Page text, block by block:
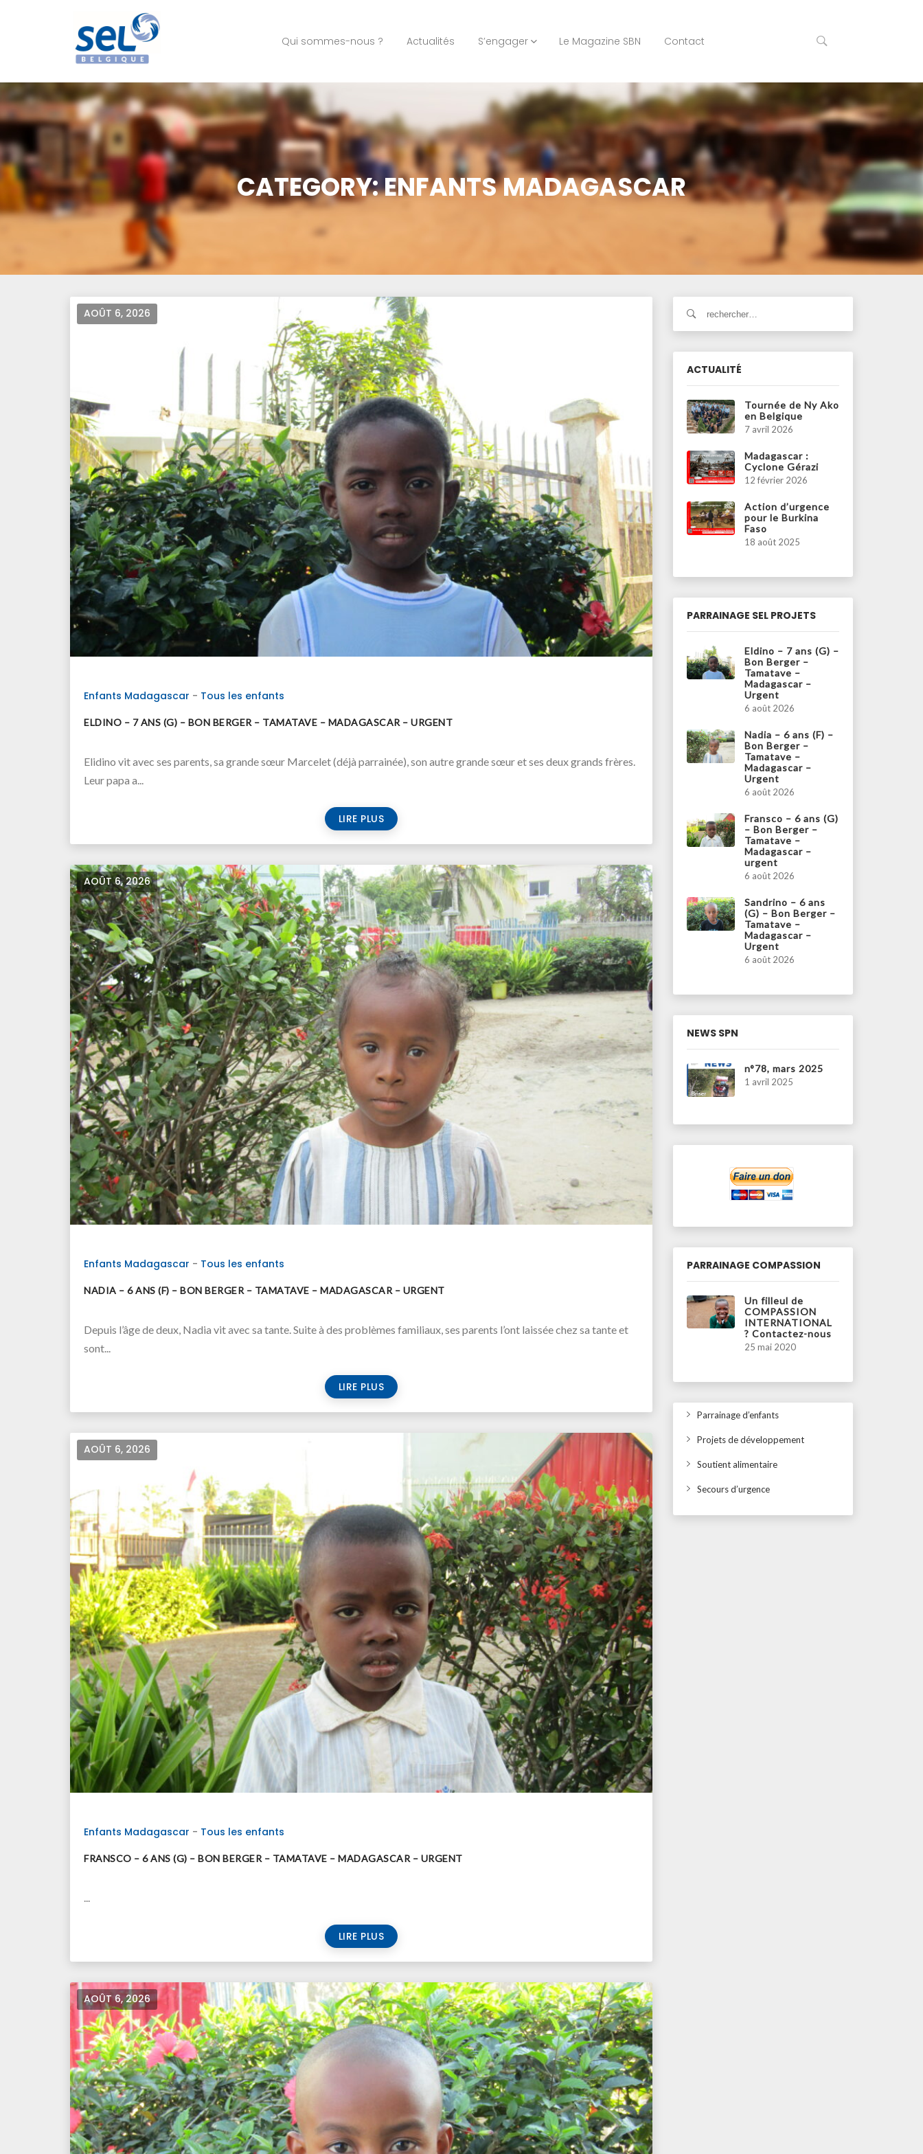
Qui sommes-nous ? Actualités S’engager Le Magazine SBN Contact
CATEGORY: ENFANTS MADAGASCAR
AOÛT 6, 2026
Enfants Madagascar - Tous les enfants
ELDINO – 7 ANS (G) – BON BERGER – TAMATAVE – MADAGASCAR – URGENT
Elidino vit avec ses parents, sa grande sœur Marcelet (déjà parrainée), son autre grande sœur et ses deux grands frères.
Leur papa a...
LIRE PLUS
AOÛT 6, 2026
Enfants Madagascar - Tous les enfants
NADIA – 6 ANS (F) – BON BERGER – TAMATAVE – MADAGASCAR – URGENT
Depuis l’âge de deux, Nadia vit avec sa tante. Suite à des problèmes familiaux, ses parents l’ont laissée chez sa tante et
sont...
LIRE PLUS
AOÛT 6, 2026
Enfants Madagascar - Tous les enfants
FRANSCO – 6 ANS (G) – BON BERGER – TAMATAVE – MADAGASCAR – URGENT
LIRE PLUS
AOÛT 6, 2026
ACTUALITÉ
Tournée de Ny Ako
en Belgique
7 avril 2026
Madagascar :
Cyclone Gérazi
12 février 2026
Action d’urgence
pour le Burkina
Faso
18 août 2025
PARRAINAGE SEL PROJETS
Eldino – 7 ans (G) –
Bon Berger –
Tamatave –
Madagascar –
Urgent
6 août 2026
Nadia – 6 ans (F) –
Bon Berger –
Tamatave –
Madagascar –
Urgent
6 août 2026
Fransco – 6 ans (G)
– Bon Berger –
Tamatave –
Madagascar –
urgent
6 août 2026
Sandrino – 6 ans
(G) – Bon Berger –
Tamatave –
Madagascar –
Urgent
6 août 2026
NEWS SPN
n°78, mars 2025
1 avril 2025
PARRAINAGE COMPASSION
Un filleul de
COMPASSION
INTERNATIONAL
? Contactez-nous
25 mai 2020
Parrainage d’enfants
Projets de développement
Soutient alimentaire
Secours d’urgence